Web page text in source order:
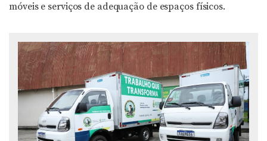
móveis e serviços de adequação de espaços físicos.